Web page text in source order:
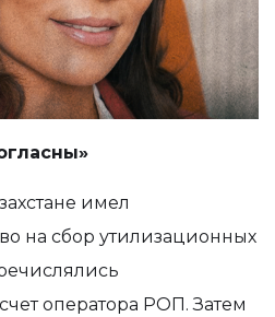
имел
на сбор утилизационных
оператора РОП. Затем